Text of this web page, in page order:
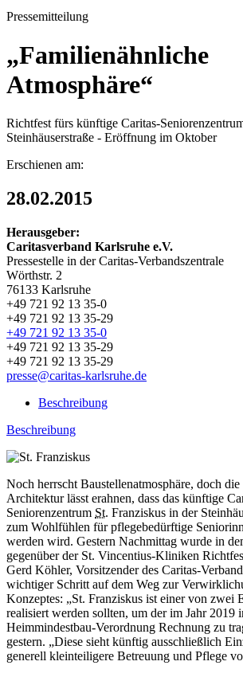
Pressemitteilung
„Familienähnliche
Atmosphäre“
Richtfest fürs künftige Caritas-
Steinhäuserstraße - Eröffnung im Oktober
Erschienen am:
28.02.2015
Herausgeber:
Caritasverband Karlsruhe e.V.
Pressestelle in der Caritas-Verbandszentrale
Wörthstr. 2
76133 Karlsruhe
+49 721 92 13 35-0
+49 721 92 13 35-29
+49 721 92 13 35-0
+49 721 92 13 35-29
+49 721 92 13 35-29
presse@caritas-karlsruhe.de
Beschreibung
Beschreibung
Noch herrscht Baustellenatmosphäre, doch
Architektur lässt erahnen, dass das künftige
Seniorenzentrum St. Franziskus in der
zum Wohlfühlen für pflegebedürftige
werden wird. Gestern Nachmittag wurde in
gegenüber der St. Vincentius-Kliniken
Gerd Köhler, Vorsitzender des Caritas-
wichtiger Schritt auf dem Weg zur
Konzeptes: „St. Franziskus ist einer von zwei
realisiert werden sollten, um der im Jahr 2019
Heimmindestbau-Verordnung Rechnung zu
gestern. „Diese sieht künftig ausschließlich
generell kleinteiligere Betreuung und Pflege